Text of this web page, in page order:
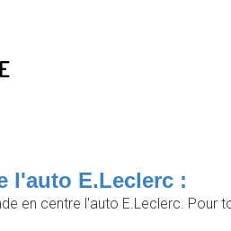
l'auto E.Leclerc :
en centre l'auto E.Leclerc.